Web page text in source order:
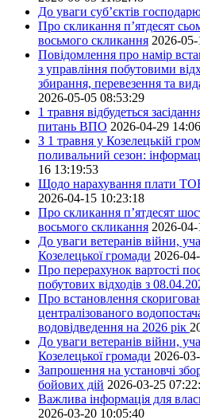
До уваги суб’єктів
Про скликання п’ятдесят
восьмого скликання 2026-
Повідомлення про намір
з управління побутовими
збирання, перевезення та
2026-05-05 08:53:29
1 травня відбудеться
питань ВПО 2026-04-29
З 1 травня у Козелецькій
поливальний сезон:
16 13:19:53
Щодо нарахування плати
2026-04-15 10:23:18
Про скликання п’ятдесят
восьмого скликання 2026-
До уваги ветеранів війни,
Козелецької громади 2026-
Про перерахунок вартості
побутових відходів з
Про встановлення
централізованого
водовідведення на 2026 рік
До уваги ветеранів війни,
Козелецької громади 2026-
Запрошення на установчі
бойових дій 2026-03-25
Важлива інформація для
2026-03-20 10:05:40